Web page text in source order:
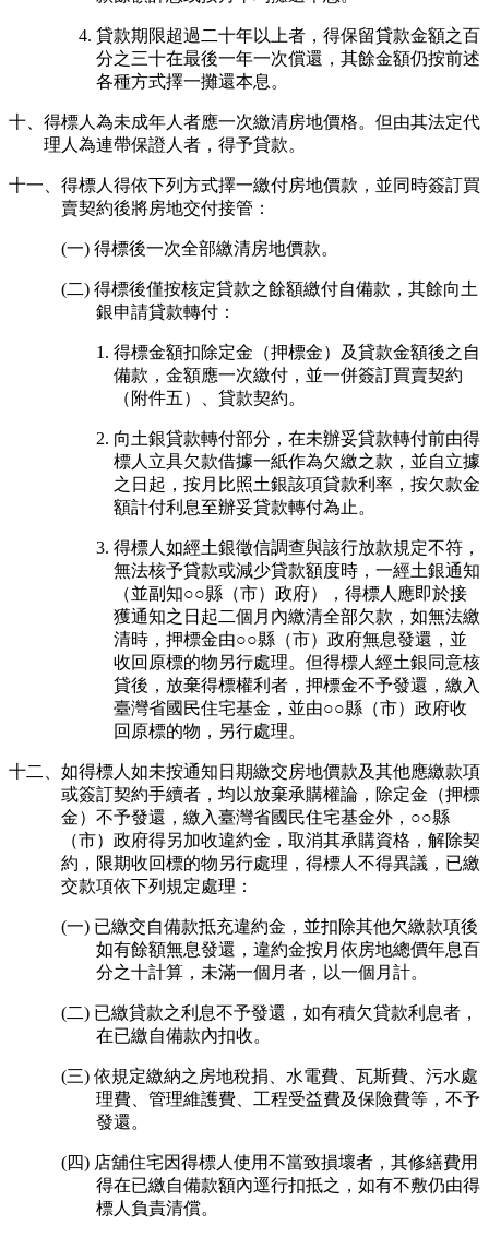
4. 貸款期限超過二十年以上者，得保留貸款金額之百
分之三十在最後一年一次償還，其餘金額仍按前述
各種方式擇一攤還本息。
十、得標人為未成年人者應一次繳清房地價格。但由其法定代
理人為連帶保證人者，得予貸款。
十一、得標人得依下列方式擇一繳付房地價款，並同時簽訂買
賣契約後將房地交付接管：
(一) 得標後一次全部繳清房地價款。
(二) 得標後僅按核定貸款之餘額繳付自備款，其餘向土
銀申請貸款轉付：
1. 得標金額扣除定金（押標金）及貸款金額後之自
備款，金額應一次繳付，並一併簽訂買賣契約
（附件五）、貸款契約。
2. 向土銀貸款轉付部分，在未辦妥貸款轉付前由得
標人立具欠款借據一紙作為欠繳之款，並自立據
之日起，按月比照土銀該項貸款利率，按欠款金
額計付利息至辦妥貸款轉付為止。
3. 得標人如經土銀徵信調查與該行放款規定不符，
無法核予貸款或減少貸款額度時，一經土銀通知
（並副知○○縣（市）政府），得標人應即於接
獲通知之日起二個月內繳清全部欠款，如無法繳
清時，押標金由○○縣（市）政府無息發還，並
收回原標的物另行處理。但得標人經土銀同意核
貸後，放棄得標權利者，押標金不予發還，繳入
臺灣省國民住宅基金，並由○○縣（市）政府收
回原標的物，另行處理。
十二、如得標人如未按通知日期繳交房地價款及其他應繳款項
或簽訂契約手續者，均以放棄承購權論，除定金（押標
金）不予發還，繳入臺灣省國民住宅基金外，○○縣
（市）政府得另加收違約金，取消其承購資格，解除契
約，限期收回標的物另行處理，得標人不得異議，已繳
交款項依下列規定處理：
(一) 已繳交自備款抵充違約金，並扣除其他欠繳款項後
如有餘額無息發還，違約金按月依房地總價年息百
分之十計算，未滿一個月者，以一個月計。
(二) 已繳貸款之利息不予發還，如有積欠貸款利息者，
在已繳自備款內扣收。
(三) 依規定繳納之房地稅捐、水電費、瓦斯費、污水處
理費、管理維護費、工程受益費及保險費等，不予
發還。
(四) 店舖住宅因得標人使用不當致損壞者，其修繕費用
得在已繳自備款額內逕行扣抵之，如有不敷仍由得
標人負責清償。